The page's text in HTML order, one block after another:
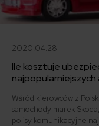
2020.04.28
Ile kosztuje
najpopularniejszych
Wśród kierowców z
samochody marek
polisy komunikacyjne